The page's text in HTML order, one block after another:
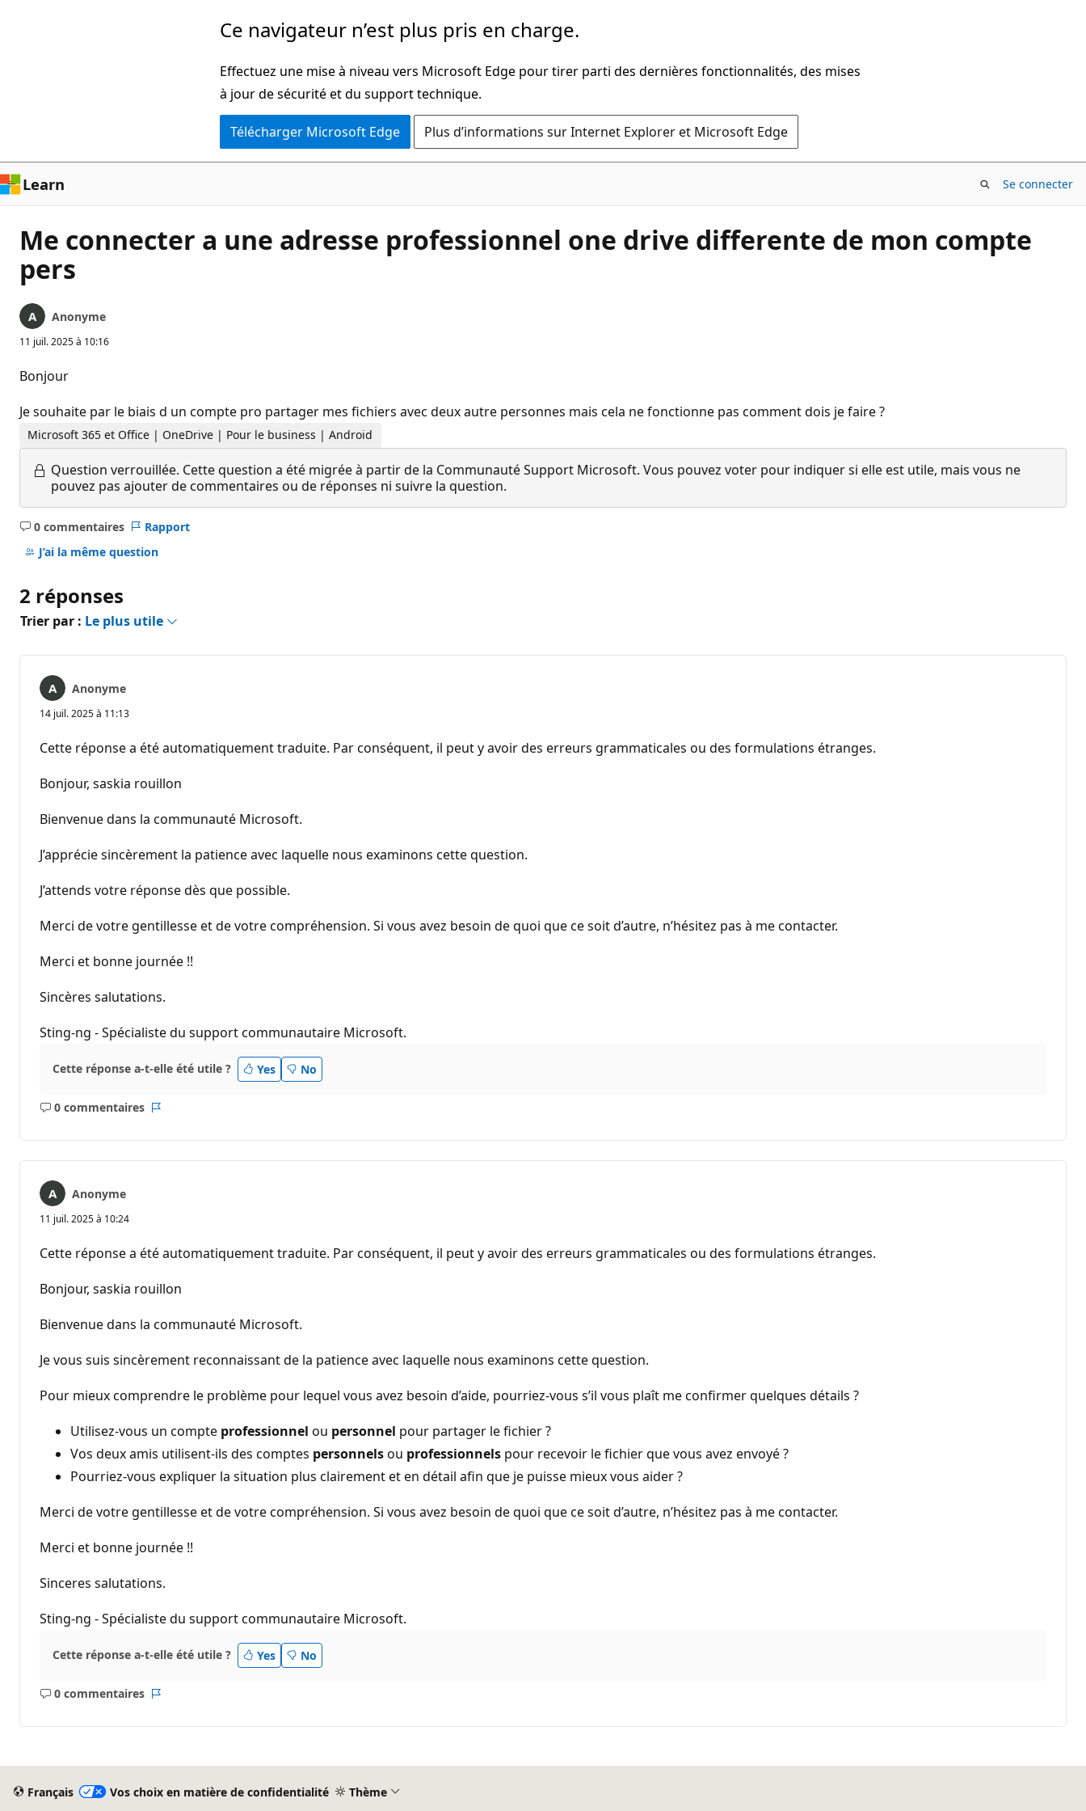
Ce navigateur n’est plus pris en charge.
Effectuez une mise à niveau vers Microsoft Edge pour tirer parti des dernières fonctionnalités, des mises
à jour de sécurité et du support technique.
Télécharger Microsoft Edge Plus d’informations sur Internet Explorer et Microsoft Edge
Learn Se connecter
Me connecter a une adresse professionnel one drive differente de mon compte
pers
Anonyme
11 juil. 2025 à 10:16
Bonjour
Je souhaite par le biais d un compte pro partager mes fichiers avec deux autre personnes mais cela ne fonctionne pas comment dois je faire ?
Microsoft 365 et Office | OneDrive | Pour le business | Android
Question verrouillée. Cette question a été migrée à partir de la Communauté Support Microsoft. Vous pouvez voter pour indiquer si elle est utile, mais vous ne
pouvez pas ajouter de commentaires ou de réponses ni suivre la question.
0 commentaires
Aucun
commentaire
Rapport
J’ai la même question
2 réponses
Trier par : Le plus utile
Anonyme
14 juil. 2025 à 11:13
Cette réponse a été automatiquement traduite. Par conséquent, il peut y avoir des erreurs grammaticales ou des formulations étranges.
Bonjour, saskia rouillon
Bienvenue dans la communauté Microsoft.
J’apprécie sincèrement la patience avec laquelle nous examinons cette question.
J’attends votre réponse dès que possible.
Merci de votre gentillesse et de votre compréhension. Si vous avez besoin de quoi que ce soit d’autre, n’hésitez pas à me contacter.
Merci et bonne journée !!
Sincères salutations.
Sting-ng - Spécialiste du support communautaire Microsoft.
Cette réponse a-t-elle été utile ? Yes No
0 commentaires
Aucun
Anonyme
11 juil. 2025 à 10:24
Cette réponse a été automatiquement traduite. Par conséquent, il peut y avoir des erreurs grammaticales ou des formulations étranges.
Bonjour, saskia rouillon
Bienvenue dans la communauté Microsoft.
Je vous suis sincèrement reconnaissant de la patience avec laquelle nous examinons cette question.
Pour mieux comprendre le problème pour lequel vous avez besoin d’aide, pourriez-vous s’il vous plaît me confirmer quelques détails ?
Utilisez-vous un compte professionnel ou personnel pour partager le fichier ?
Vos deux amis utilisent-ils des comptes personnelsou professionnels pour recevoir le fichier que vous avez envoyé ?
Pourriez-vous expliquer la situation plus clairement et en détail afin que je puisse mieux vous aider ?
Merci de votre gentillesse et de votre compréhension. Si vous avez besoin de quoi que ce soit d’autre, n’hésitez pas à me contacter.
Merci et bonne journée !!
Sinceres salutations.
Sting-ng - Spécialiste du support communautaire Microsoft.
Cette réponse a-t-elle été utile ? Yes No
0 commentaires
Aucun
Français Vos choix en matière de confidentialité Thème